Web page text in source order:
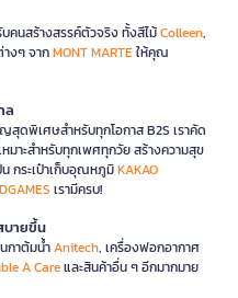
คนสร้างสรรค์ตัวจริง ทั้งสีไม้Colleen,
งๆ จากMONT MARTEให้คุณ
ล
ดพิเศษสำหรับทุกโอกาส B2S เราคัด
มาะสำหรับทุกเพศทุกวัย สร้างความสุข
กระเป๋าเก็บอุณหภูมิKAKAO
เรามีครบ!
บายขึ้น
กาต้มน้ำAnitech, เครื่องฟอกอากาศ
A Careและสินค้าอื่น ๆ อีกมากมาย